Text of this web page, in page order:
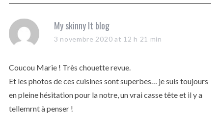
s
a
s
:
My skinny It blog
3 novembre 2020 at 12 h 21 min
Coucou Marie ! Très chouette revue.
Et les photos de ces cuisines sont superbes… je suis toujours
en pleine hésitation pour la notre, un vrai casse tête et il y a
tellemrnt à penser !